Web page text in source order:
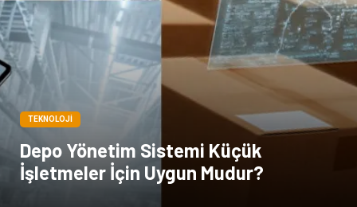
TEKNOLOJI
Depo Yönetim Sistemi Küçük
İşletmeler İçin Uygun Mudur?